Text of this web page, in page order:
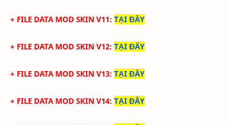
+ FILE DATA MOD SKIN V11: TẠI ĐÂY
+ FILE DATA MOD SKIN V12: TẠI ĐÂY
+ FILE DATA MOD SKIN V13: TẠI ĐÂY
+ FILE DATA MOD SKIN V14: TẠI ĐÂY